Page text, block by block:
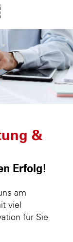
&
Erfolg!
am
viel
für Sie